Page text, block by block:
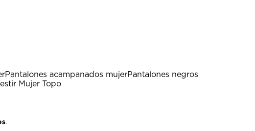
Pantalones acampanados mujerPantalones negros
Mujer Topo
.